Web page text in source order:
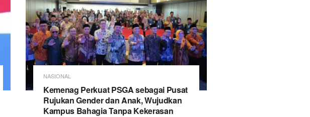
NASIONAL
Kemenag Perkuat PSGA sebagai Pusat
Rujukan Gender dan Anak, Wujudkan
Kampus Bahagia Tanpa Kekerasan